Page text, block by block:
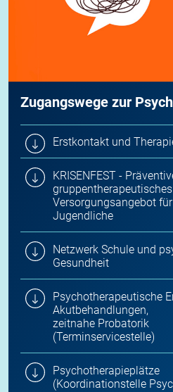
Zugangswege zur
Erstkontakt und
KRISENFEST -
gruppentherapeutisches
Versorgungsangebot
Jugendliche
Netzwerk Schule und
Gesundheit
Psychotherapeutische
Akutbehandlungen,
zeitnahe Probatorik
(Terminservicestelle)
Psychotherapieplätze
(Koordinationstelle